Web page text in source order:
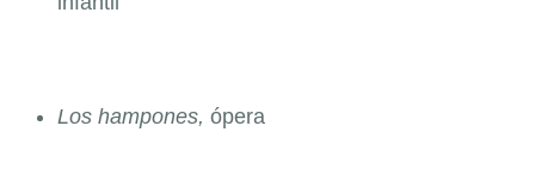
Los hampones, ópera